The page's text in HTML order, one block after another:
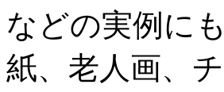
などの実例に
紙、老人画、